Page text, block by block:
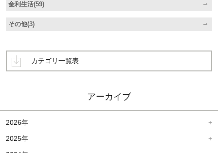
金利生活(59)
その他(3)
カテゴリ一覧表
アーカイブ
2026年
2025年